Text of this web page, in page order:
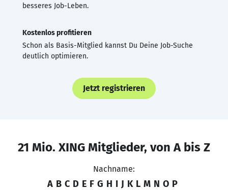
besseres Job-Leben.
Kostenlos profitieren
Schon als Basis-Mitglied kannst Du Deine Job-Suche
deutlich optimieren.
Jetzt registrieren
21 Mio. XING Mitglieder, von A bis Z
Nachname:
A B C D E F G H I J K L M N O P